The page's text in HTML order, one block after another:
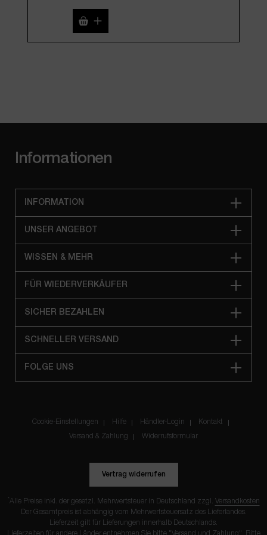
Produkt Anzahl: Gib den gewünschten
Informationen
INFORMATION
UNSER ANGEBOT
WISSEN & MEHR
FÜR WIEDERVERKÄUFER
SICHER BEZAHLEN
SCHNELLER VERSAND
FOLGE UNS
Cookie-Einstellungen Hilfe Händler-Login Kontakt
Versand & Zahlung Widerrufsformular
Vertrag widerrufen
Alle Preise inkl. der gesetzl. Mehrwertsteuer in Deutschland zzgl. Versandkosten
Der Gesamtpreis ist abhängig vom Mehrwertsteuersatz des Lieferlandes.
Lieferzeit gilt für Lieferungen innerhalb Deutschlands.